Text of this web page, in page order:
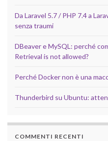
Da Laravel 5.7 / PHP 7.4 a
senza traumi
DBeaver e MySQL: perché
Retrieval is not allowed?
Perché Docker non è una
Thunderbird su Ubuntu:
COMMENTI RECENTI